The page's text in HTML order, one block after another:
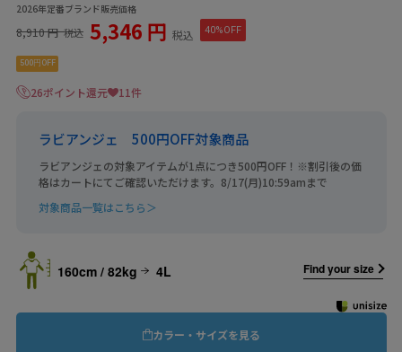
2026年定番ブランド販売価格
8,910 円 税込 5,346 円 税込 40%OFF
500円OFF
26ポイント還元 11件
ラビアンジェ 500円OFF対象商品
ラビアンジェの対象アイテムが1点につき500円OFF！※割引後の価
格はカートにてご確認いただけます。8/17(月)10:59amまで
対象商品一覧はこちら＞
160cm / 82kg 4L Find your size
カラー・サイズを見る